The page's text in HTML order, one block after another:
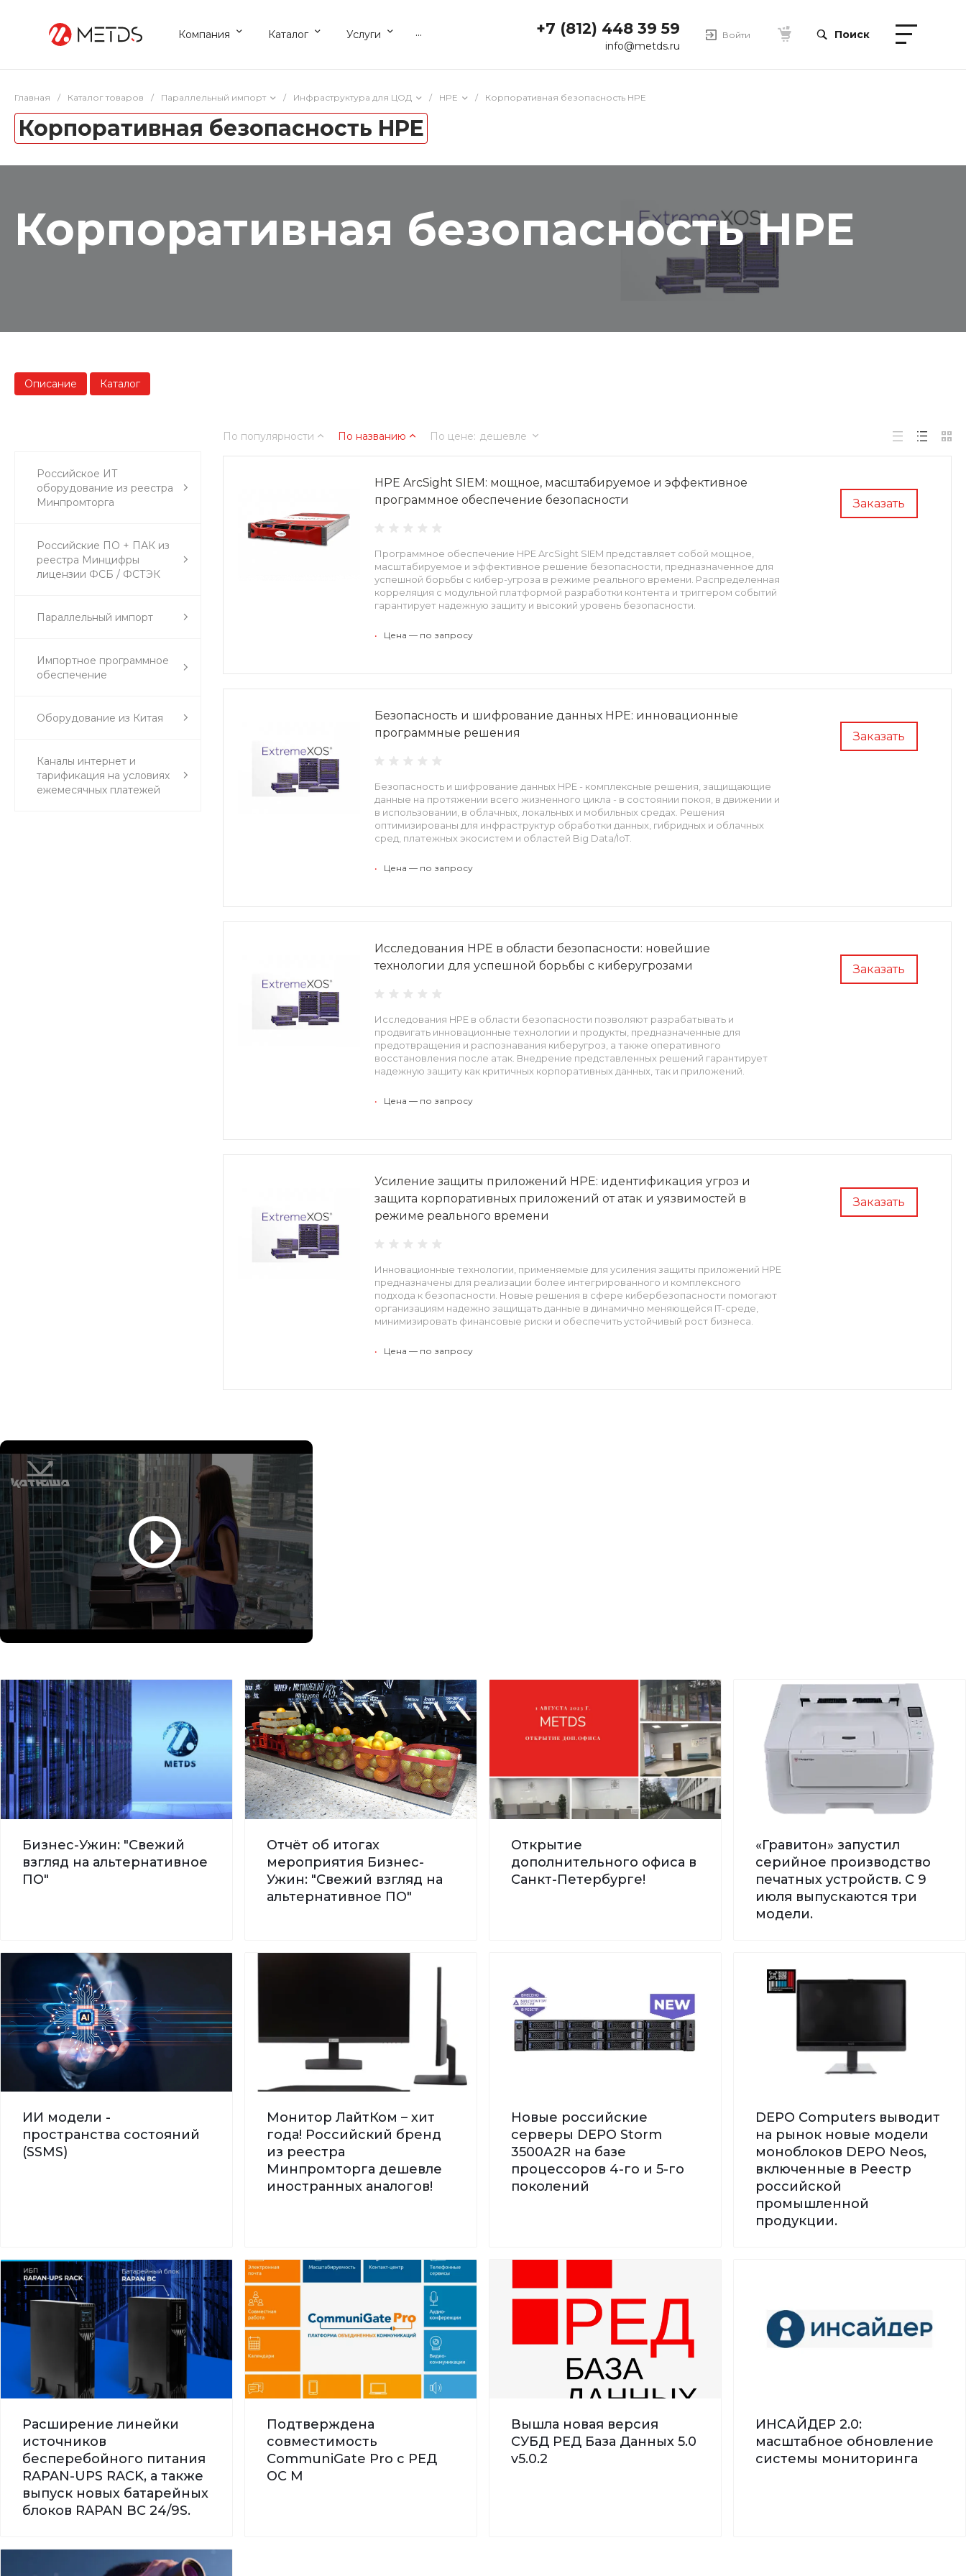
Компания Каталог Услуги ... +7 (812) 448 39 59
info@metds.ru
Войти Поиск
Главная / Каталог товаров / Параллельный импорт / Инфраструктура для ЦОД / HPE / Корпоративная безопасность HPE
Корпоративная безопасность HPE
Корпоративная безопасность HPE
Описание Каталог
Российское ИТ
оборудование из реестра
Минпромторга
Российские ПО + ПАК из
реестра Минцифры
лицензии ФСБ / ФСТЭК
Параллельный импорт
Импортное программное
обеспечение
Оборудование из Китая
Каналы интернет и
тарификация на условиях
ежемесячных платежей
По популярности По названию По цене: дешевле
Заказать
HPE ArcSight SIEM: мощное, масштабируемое и эффективное
программное обеспечение безопасности
Программное обеспечение HPE ArcSight SIEM представляет собой мощное,
масштабируемое и эффективное решение безопасности, предназначенное для
успешной борьбы с кибер-угроза в режиме реального времени. Распределенная
корреляция с модульной платформой разработки контента и триггером событий
гарантирует надежную защиту и высокий уровень безопасности.
• Цена — по запросу
Заказать
Безопасность и шифрование данных HPE: инновационные
программные решения
Безопасность и шифрование данных HPE - комплексные решения, защищающие
данные на протяжении всего жизненного цикла - в состоянии покоя, в движении и
в использовании, в облачных, локальных и мобильных средах. Решения
оптимизированы для инфраструктур обработки данных, гибридных и облачных
сред, платежных экосистем и областей Big Data/IoT.
• Цена — по запросу
Заказать
Исследования HPE в области безопасности: новейшие
технологии для успешной борьбы с киберугрозами
Исследования HPE в области безопасности позволяют разрабатывать и
продвигать инновационные технологии и продукты, предназначенные для
предотвращения и распознавания киберугроз, а также оперативного
восстановления после атак. Внедрение представленных решений гарантирует
надежную защиту как критичных корпоративных данных, так и приложений.
• Цена — по запросу
Заказать
Усиление защиты приложений HPE: идентификация угроз и
защита корпоративных приложений от атак и уязвимостей в
режиме реального времени
Инновационные технологии, применяемые для усиления защиты приложений HPE
предназначены для реализации более интегрированного и комплексного
подхода к безопасности. Новые решения в сфере кибербезопасности помогают
организациям надежно защищать данные в динамично меняющейся IT-среде,
минимизировать финансовые риски и обеспечить устойчивый рост бизнеса.
• Цена — по запросу
Бизнес-Ужин: "Свежий
взгляд на альтернативное
ПО"
Отчёт об итогах
мероприятия Бизнес-
Ужин: "Свежий взгляд на
альтернативное ПО"
Открытие
дополнительного офиса в
Санкт-Петербурге!
«Гравитон» запустил
серийное производство
печатных устройств. С 9
июля выпускаются три
модели.
ИИ модели -
пространства состояний
(SSMS)
Монитор ЛайтКом – хит
года! Российский бренд
из реестра
Минпромторга дешевле
иностранных аналогов!
Новые российские
серверы DEPO Storm
3500А2R на базе
процессоров 4-го и 5-го
поколений
DEPO Computers выводит
на рынок новые модели
моноблоков DEPO Neos,
включенные в Реестр
российской
промышленной
продукции.
Расширение линейки
источников
бесперебойного питания
RAPAN-UPS RACK, а также
выпуск новых батарейных
блоков RAPAN BC 24/9S.
Подтверждена
совместимость
CommuniGate Pro с РЕД
ОС М
Вышла новая версия
СУБД РЕД База Данных 5.0
v5.0.2
ИНСАЙДЕР 2.0:
масштабное обновление
системы мониторинга